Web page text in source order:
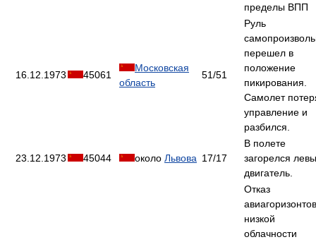
пределы ВПП
16.12.1973 45061
Московская
область
51/51
Руль
перешел в
положение
пикирования.
Самолет
управление и
разбился.
23.12.1973 45044 около Львова 17/17
В полете
загорелся
двигатель.
Отказ
низкой
облачности